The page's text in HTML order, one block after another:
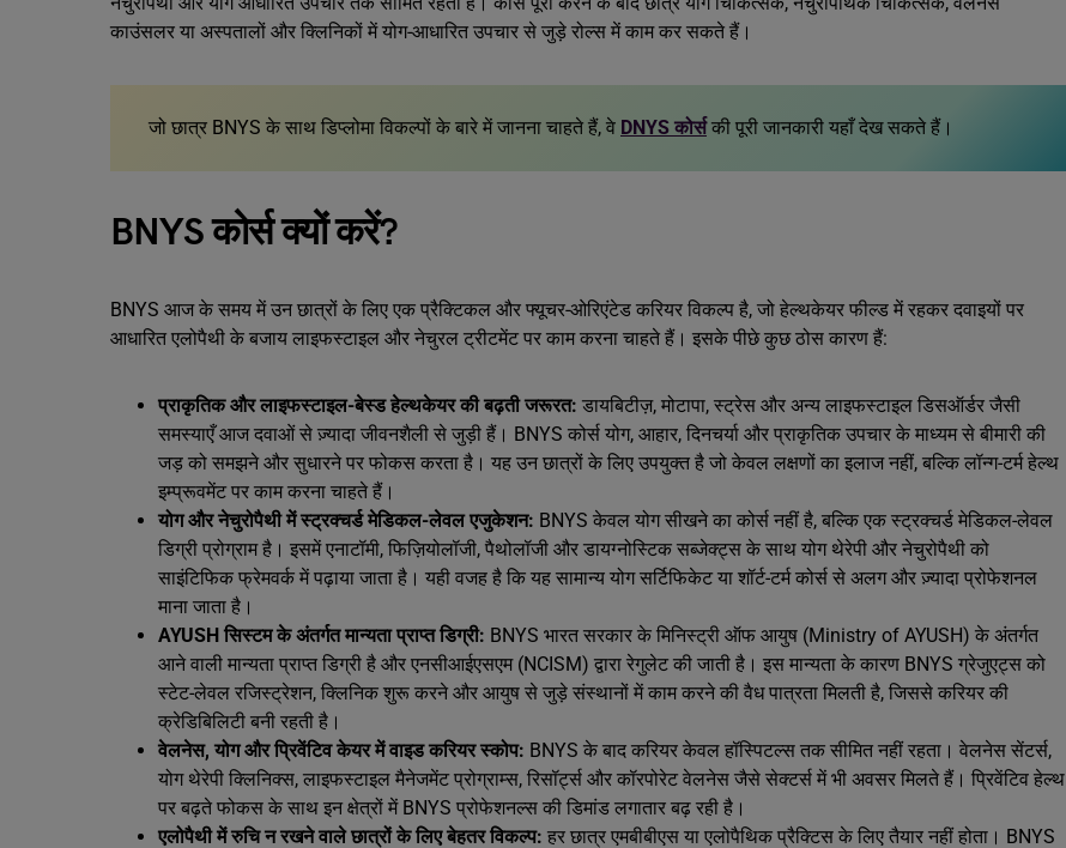
काउंसलर या अस्पतालों और क्लिनिकों में योग-आधारित उपचार से जुड़े रोल्स में काम कर सकते हैं।
जो छात्र BNYS के साथ डिप्लोमा विकल्पों के बारे में जानना चाहते हैं, वे DNYS कोर्सकी पूरी जानकारी यहाँ देख सकते हैं।
BNYS कोर्स क्यों करें?
BNYS आज के समय में उन छात्रों के लिए एक प्रैक्टिकल और फ्यूचर-ओरिएंटेड करियर विकल्प है, जो हेल्थकेयर फील्ड में रहकर दवाइयों पर
आधारित एलोपैथी के बजाय लाइफस्टाइल और नेचुरल ट्रीटमेंट पर काम करना चाहते हैं। इसके पीछे कुछ ठोस कारण हैं:
प्राकृतिक और लाइफस्टाइल-बेस्ड हेल्थकेयर की बढ़ती जरूरत: डायबिटीज़, मोटापा, स्ट्रेस और अन्य लाइफस्टाइल डिसऑर्डर जैसी
समस्याएँ आज दवाओं से ज़्यादा जीवनशैली से जुड़ी हैं। BNYS कोर्स योग, आहार, दिनचर्या और प्राकृतिक उपचार के माध्यम से बीमारी की
जड़ को समझने और सुधारने पर फोकस करता है। यह उन छात्रों के लिए उपयुक्त है जो केवल लक्षणों का इलाज नहीं, बल्कि लॉन्ग-टर्म हेल्थ
इम्प्रूवमेंट पर काम करना चाहते हैं।
योग और नेचुरोपैथी में स्ट्रक्चर्ड मेडिकल-लेवल एजुकेशन: BNYS केवल योग सीखने का कोर्स नहीं है, बल्कि एक स्ट्रक्चर्ड मेडिकल-लेवल
डिग्री प्रोग्राम है। इसमें एनाटॉमी, फिज़ियोलॉजी, पैथोलॉजी और डायग्नोस्टिक सब्जेक्ट्स के साथ योग थेरेपी और नेचुरोपैथी को
साइंटिफिक फ्रेमवर्क में पढ़ाया जाता है। यही वजह है कि यह सामान्य योग सर्टिफिकेट या शॉर्ट-टर्म कोर्स से अलग और ज़्यादा प्रोफेशनल
माना जाता है।
AYUSH सिस्टम के अंतर्गत मान्यता प्राप्त डिग्री: BNYS भारत सरकार के मिनिस्ट्री ऑफ आयुष (Ministry of AYUSH) के अंतर्गत
आने वाली मान्यता प्राप्त डिग्री है और एनसीआईएसएम (NCISM) द्वारा रेगुलेट की जाती है। इस मान्यता के कारण BNYS ग्रेजुएट्स को
स्टेट-लेवल रजिस्ट्रेशन, क्लिनिक शुरू करने और आयुष से जुड़े संस्थानों में काम करने की वैध पात्रता मिलती है, जिससे करियर की
क्रेडिबिलिटी बनी रहती है।
वेलनेस, योग और प्रिवेंटिव केयर में वाइड करियर स्कोप: BNYS के बाद करियर केवल हॉस्पिटल्स तक सीमित नहीं रहता। वेलनेस सेंटर्स,
योग थेरेपी क्लिनिक्स, लाइफस्टाइल मैनेजमेंट प्रोग्राम्स, रिसॉर्ट्स और कॉरपोरेट वेलनेस जैसे सेक्टर्स में भी अवसर मिलते हैं। प्रिवेंटिव हेल्थ
पर बढ़ते फोकस के साथ इन क्षेत्रों में BNYS प्रोफेशनल्स की डिमांड लगातार बढ़ रही है।
एलोपैथी में रुचि न रखने वाले छात्रों के लिए बेहतर विकल्प: हर छात्र एमबीबीएस या एलोपैथिक प्रैक्टिस के लिए तैयार नहीं होता। BNYS